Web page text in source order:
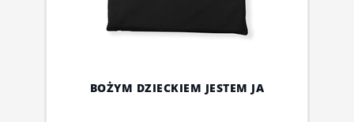
BOŻYM DZIECKIEM JESTEM JA